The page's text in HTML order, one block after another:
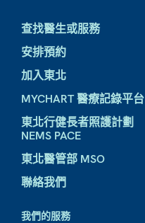
查找醫生或服務
安排預約
加入東北
MYCHART 醫療記錄平台
東北行健長者照護計劃
NEMS PACE
東北醫管部 MSO
聯絡我們
我們的服務